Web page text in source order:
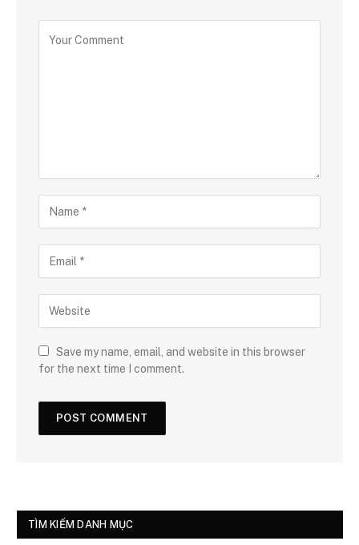
Save my name, email, and website in this browser
for the next time I comment.
TÌM KIẾM DANH MỤC